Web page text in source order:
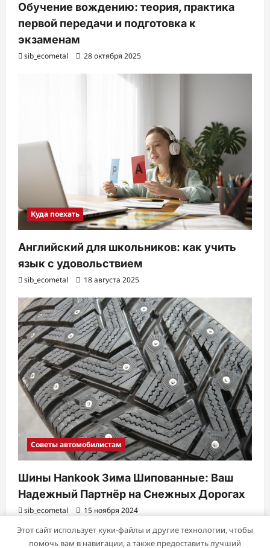
Обучение вождению: теория, практика
первой передачи и подготовка к
экзаменам
sib_ecometal 28 октября 2025
Куда поехать
Английский для школьников: как учить
язык с удовольствием
sib_ecometal 18 августа 2025
Советы автомобилистам
Шины Hankook Зима Шипованные: Ваш
Надежный Партнёр на Снежных Дорогах
sib_ecometal 15 ноября 2024
Этот сайт использует куки-файлы и другие технологии, чтобы
помочь вам в навигации, а также предоставить лучший